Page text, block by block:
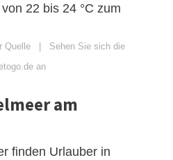
22 bis 24 °C zum
Quelle | Sehen Sie sich die
an
am
finden Urlauber in